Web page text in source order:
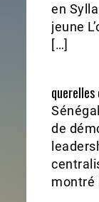
en
jeune
[…]
de
montré